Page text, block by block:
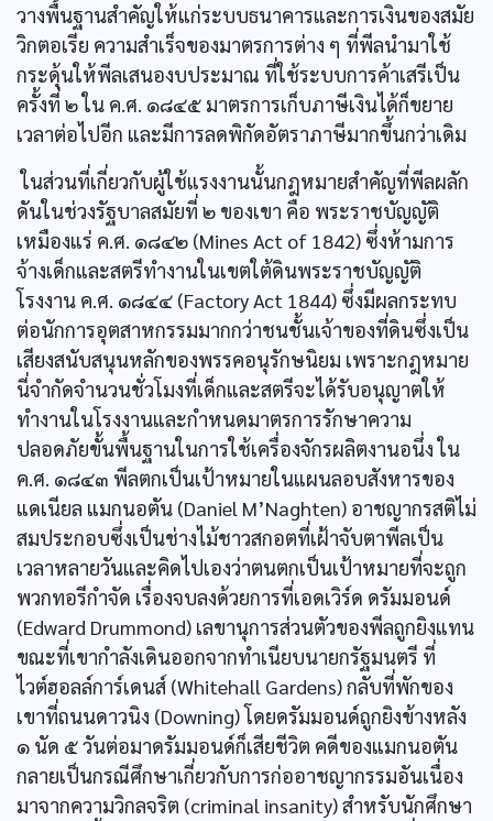
วางพื้นฐานสำคัญให้แก่ระบบธนาคารและการเงินของสมัย
วิกตอเรีย ความสำเร็จของมาตรการต่าง ๆ ที่พีลนำมาใช้
กระดุ้นให้พีลเสนองบประมาณ ที่ใช้ระบบการค้าเสรีเป็น
ครั้งที่ ๒ ใน ค.ศ. ๑๘๔๕ มาตรการเก็บภาษีเงินได้ก็ขยาย
เวลาต่อไปอีก และมีการลดพิกัดอัตราภาษีมากขึ้นกว่าเดิม
ในส่วนที่เกี่ยวกับผู้ใช้แรงงานนั้นกฎหมายสำคัญที่พีลผลัก
ดันในช่วงรัฐบาลสมัยที่ ๒ ของเขา คือ พระราชบัญญัติ
เหมืองแร่ ค.ศ. ๑๘๔๒ (Mines Act of 1842) ซึ่งห้ามการ
จ้างเด็กและสตรีทำงานในเขตใต้ดินพระราชบัญญัติ
โรงงาน ค.ศ. ๑๘๔๔ (Factory Act 1844) ซึ่งมีผลกระทบ
ต่อนักการอุตสาหกรรมมากกว่าชนชั้นเจ้าของที่ดินซึ่งเป็น
เสียงสนับสนุนหลักของพรรคอนุรักษนิยม เพราะกฎหมาย
นี่จำกัดจำนวนชั่วโมงที่เด็กและสตรีจะได้รับอนุญาตให้
ทำงานในโรงงานและกำหนดมาตรการรักษาความ
ปลอดภัยขั้นพื้นฐานในการใช้เครื่องจักรผลิตงานอนึ่ง ใน
ค.ศ. ๑๘๔๓ พีลตกเป็นเป้าหมายในแผนลอบสังหารของ
แดเนียล แมกนอตัน (Daniel M’Naghten) อาชญากรสติไม่
สมประกอบซึ่งเป็นช่างไม้ชาวสกอตที่เฝ้าจับตาพีลเป็น
เวลาหลายวันและคิดไปเองว่าตนตกเป็นเป้าหมายที่จะถูก
พวกทอรีกำจัด เรื่องจบลงด้วยการที่เอดเวิร์ด ดรัมมอนด์
(Edward Drummond) เลขานุการส่วนตัวของพีลถูกยิงแทน
ขณะที่เขากำลังเดินออกจากทำเนียบนายกรัฐมนตรี ที่
ไวต์ฮอลล์การ์เดนส์ (Whitehall Gardens) กลับที่พักของ
เขาที่ถนนดาวนิง (Downing) โดยดรัมมอนด์ถูกยิงข้างหลัง
๑ นัด ๕ วันต่อมาดรัมมอนด์ก็เสียชีวิต คดีของแมกนอตัน
กลายเป็นกรณีศึกษาเกี่ยวกับการก่ออาชญากรรมอันเนื่อง
มาจากความวิกลจริต (criminal insanity) สำหรับนักศึกษา